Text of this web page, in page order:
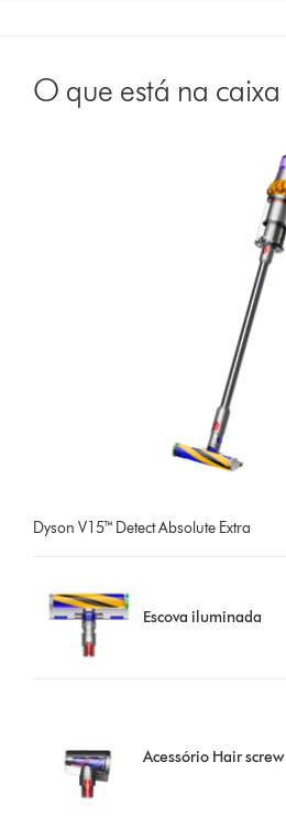
O que está na caixa
Dyson V15™ Detect Absolute Extra
Escova iluminada
Acessório Hair screw